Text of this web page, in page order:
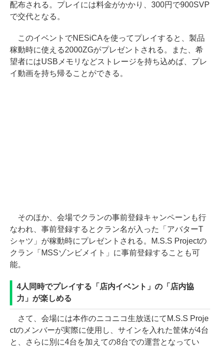
配布される。プレイには料金がかかり、300円で900SVP
で交代となる。
このイベントでNESiCAを使ってプレイすると、製品
稼動時に使える2000ZGがプレゼントされる。また、希
望者にはUSBメモリなどストレージを持ち込めば、プレ
イ動画を持ち帰ることができる。
そのほか、会場でクランの事前登録キャンペーンも行
なわれ、事前登録するとクラン名が入った「アバターT
シャツ」が稼動時にプレゼントされる。M.S.S Projectの
クラン「MSSゾンビメイト」に事前登録することも可
能。
4人同時でプレイする「店内イベント」の「店内協
力」が楽しめる
さて、会場には本作のニコニコ生放送にてM.S.S Proje
ctのメンバーが実際に使用し、サインを入れた筐体が4台
と、さらに別に4台を加えての8台での運営となってい